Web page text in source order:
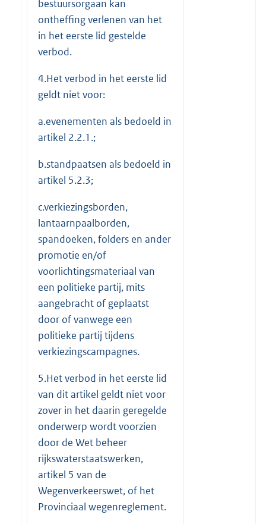
bestuursorgaan kan
ontheffing verlenen van het
in het eerste lid gestelde
verbod.
4.Het verbod in het eerste lid
geldt niet voor:
a.evenementen als bedoeld in
artikel 2.2.1.;
b.standpaatsen als bedoeld in
artikel 5.2.3;
c.verkiezingsborden,
lantaarnpaalborden,
spandoeken, folders en ander
promotie en/of
voorlichtingsmateriaal van
een politieke partij, mits
aangebracht of geplaatst
door of vanwege een
politieke partij tijdens
verkiezingscampagnes.
5.Het verbod in het eerste lid
van dit artikel geldt niet voor
zover in het daarin geregelde
onderwerp wordt voorzien
door de Wet beheer
rijkswaterstaatswerken,
artikel 5 van de
Wegenverkeerswet, of het
Provinciaal wegenreglement.